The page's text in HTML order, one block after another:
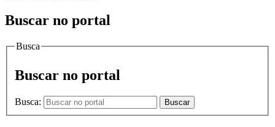
Buscar no portal
Busca
Buscar no portal
Busca: Buscar